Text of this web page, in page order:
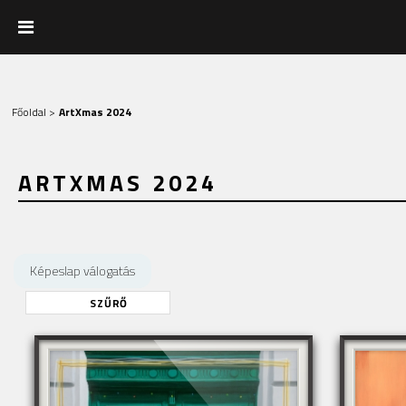
Főoldal > ArtXmas 2024
ARTXMAS 2024
Képeslap válogatás
SZŰRŐ